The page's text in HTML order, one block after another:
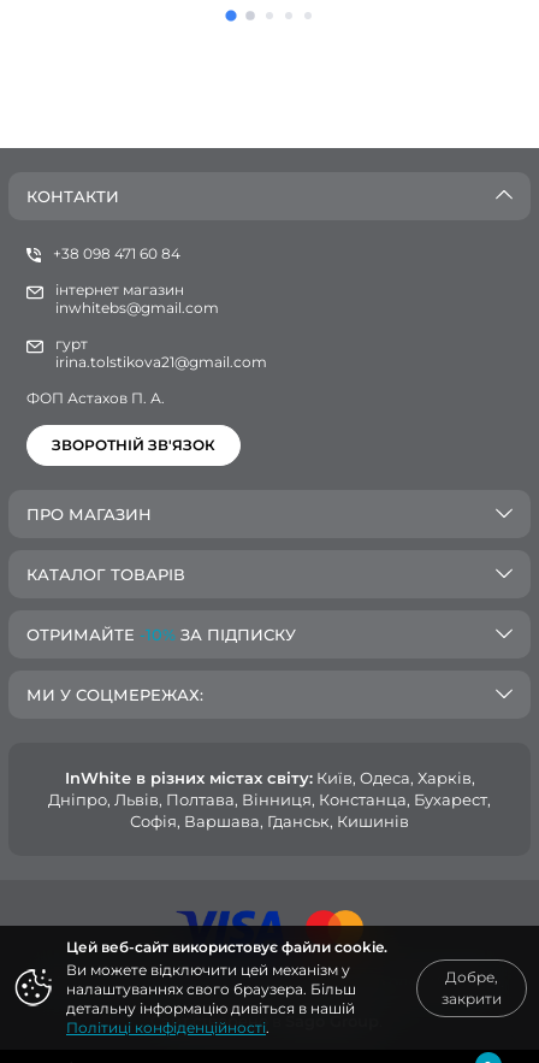
КОНТАКТИ
+38 098 471 60 84
інтернет магазин
inwhitebs@gmail.com
гурт
irina.tolstikova21@gmail.com
ФОП Астахов П. А.
ЗВОРОТНІЙ ЗВ'ЯЗОК
ПРО МАГАЗИН
КАТАЛОГ ТОВАРІВ
ОТРИМАЙТЕ -10% ЗА ПІДПИСКУ
МИ У СОЦМЕРЕЖАХ:
InWhite в різних містах світу:Київ, Одеса, Харків,
Дніпро, Львів, Полтава, Вінниця, Констанца, Бухарест,
Софія, Варшава, Гданськ, Кишинів
© 2015 — 2026, Інтернет-магазин медичного одягу InWhite.
Сайт створено в
Цей веб-сайт використовує файли cookie.
Ви можете відключити цей механізм у
налаштуваннях свого браузера. Більш
детальну інформацію дивіться в нашій
Політиці конфіденційності.
Добре,
закрити